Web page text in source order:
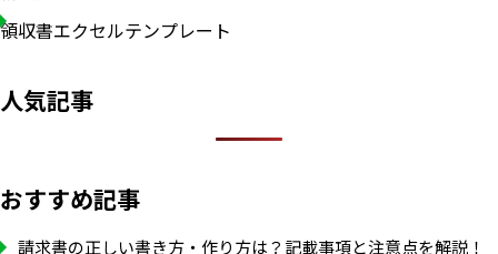
領収書エクセルテンプレート
人気記事
おすすめ記事
請求書の正しい書き方・作り方は？記載事項と注意点を解説！